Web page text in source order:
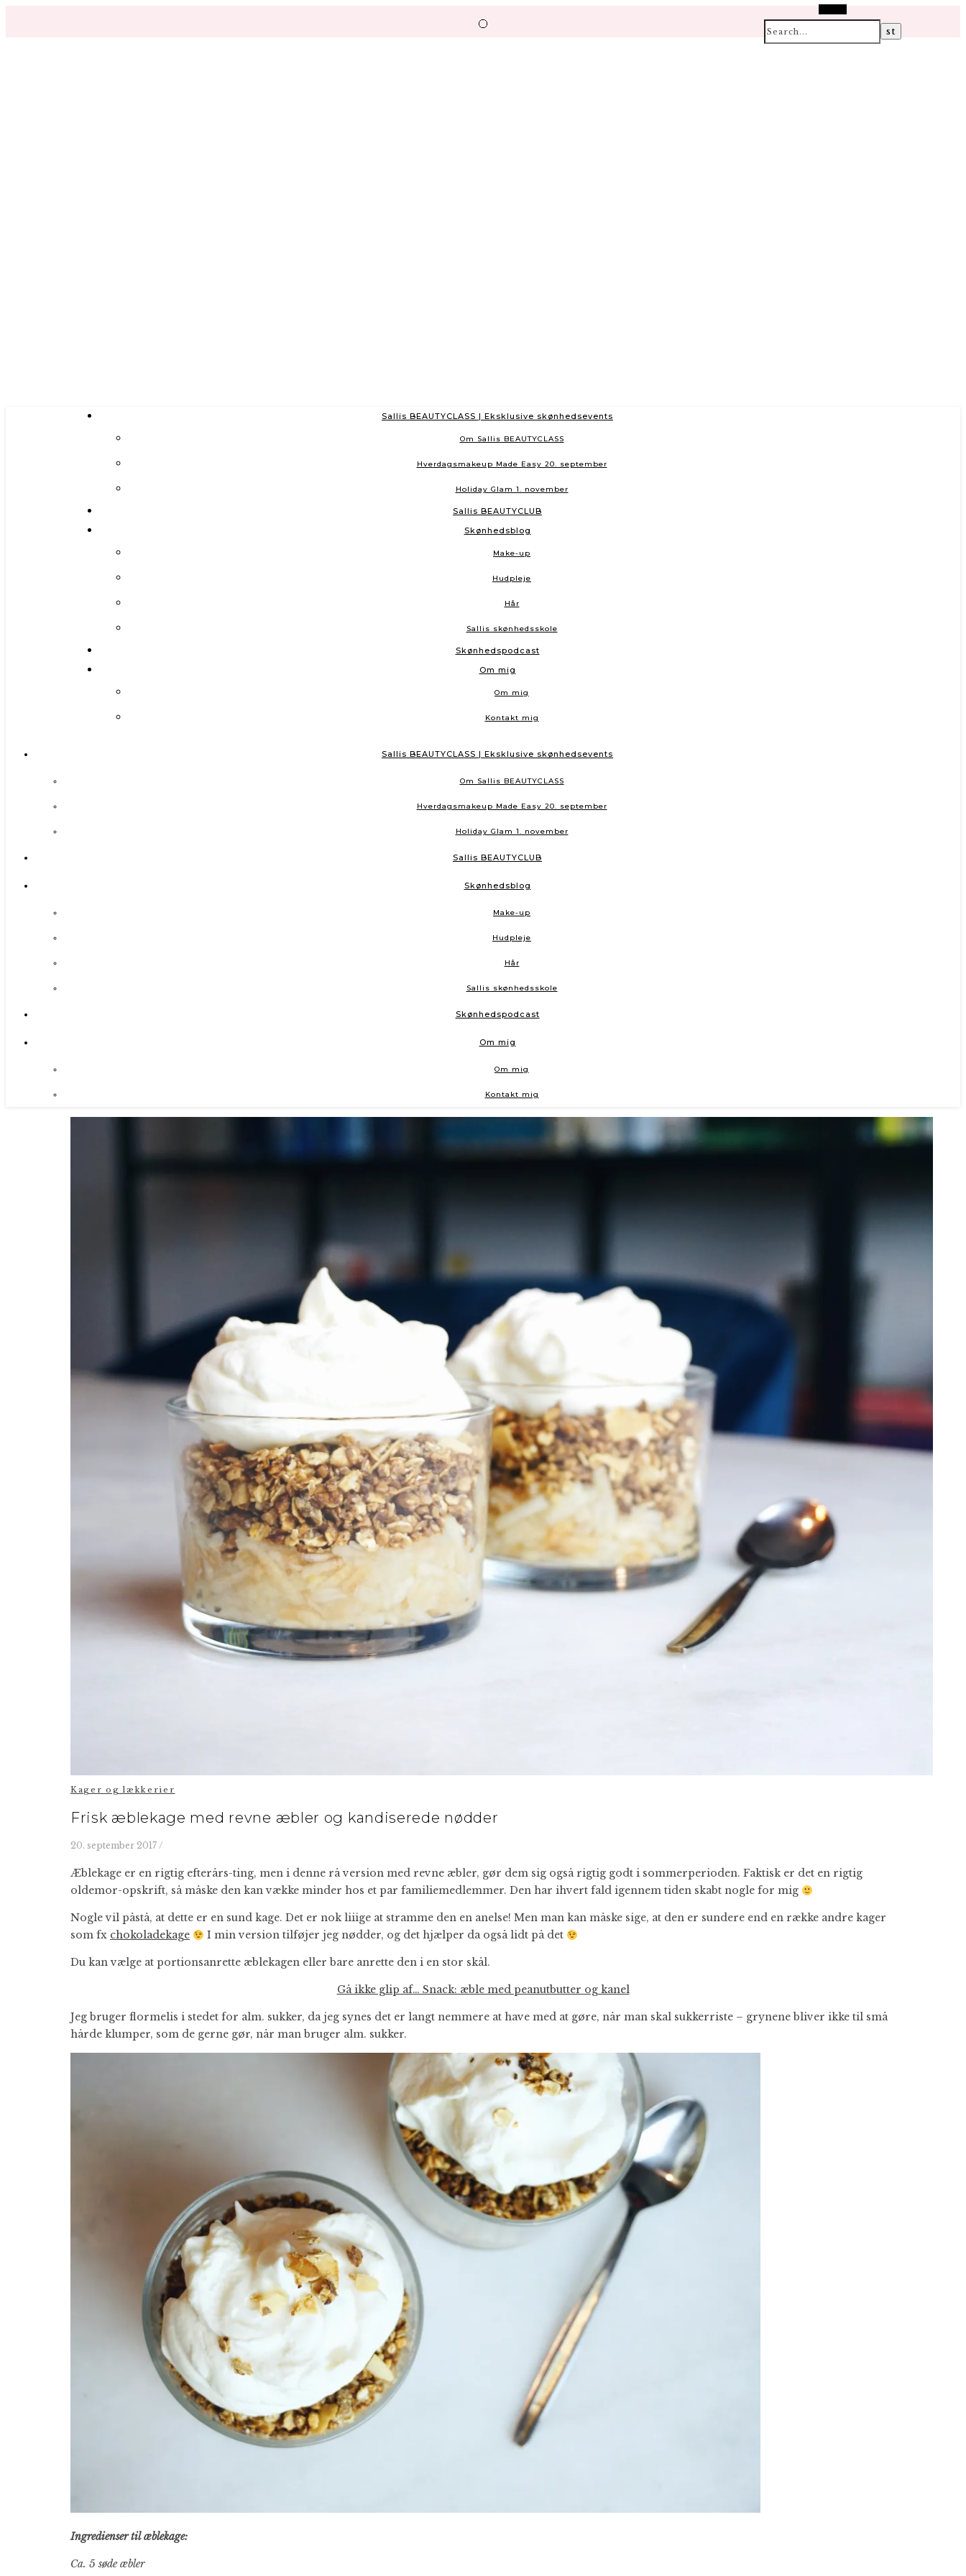
Sallis BEAUTYCLASS | Eksklusive skønhedsevents
Om Sallis BEAUTYCLASS
Hverdagsmakeup Made Easy 20. september
Holiday Glam 1. november
Sallis BEAUTYCLUB
Skønhedsblog
Make-up
Hudpleje
Hår
Sallis skønhedsskole
Skønhedspodcast
Om mig
Om mig
Kontakt mig
Sallis BEAUTYCLASS | Eksklusive skønhedsevents
Om Sallis BEAUTYCLASS
Hverdagsmakeup Made Easy 20. september
Holiday Glam 1. november
Sallis BEAUTYCLUB
Skønhedsblog
Make-up
Hudpleje
Hår
Sallis skønhedsskole
Skønhedspodcast
Om mig
Om mig
Kontakt mig
Kager og lækkerier
Frisk æblekage med revne æbler og kandiserede nødder
20. september 2017 /
Æblekage er en rigtig efterårs-ting, men i denne rå version med revne æbler, gør dem sig også rigtig godt i sommerperioden. Faktisk er det en rigtig
oldemor-opskrift, så måske den kan vække minder hos et par familiemedlemmer. Den har ihvert fald igennem tiden skabt nogle for mig
Nogle vil påstå, at dette er en sund kage. Det er nok liiige at stramme den en anelse! Men man kan måske sige, at den er sundere end en række andre kager
som fx chokoladekage I min version tilføjer jeg nødder, og det hjælper da også lidt på det
Du kan vælge at portionsanrette æblekagen eller bare anrette den i en stor skål.
Gå ikke glip af… Snack: æble med peanutbutter og kanel
Jeg bruger flormelis i stedet for alm. sukker, da jeg synes det er langt nemmere at have med at gøre, når man skal sukkerriste – grynene bliver ikke til små
hårde klumper, som de gerne gør, når man bruger alm. sukker.
Ingredienser til æblekage:
Ca. 5 søde æbler